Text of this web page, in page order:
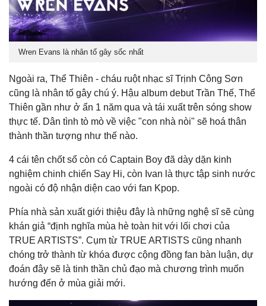
Wren Evans là nhân tố gây sốc nhất
Ngoài ra, Thể Thiên - cháu ruột nhạc sĩ Trịnh Công Sơn
cũng là nhân tố gây chú ý. Hậu album debut Trần Thế, Thể
Thiên gần như ở ẩn 1 năm qua và tái xuất trên sóng show
thực tế. Dân tình tò mò về việc "con nhà nòi" sẽ hoá thân
thành thần tượng như thế nào.
4 cái tên chốt sổ còn có Captain Boy đã dày dặn kinh
nghiệm chinh chiến Say Hi, còn Ivan là thực tập sinh nước
ngoài có độ nhận diện cao với fan Kpop.
Phía nhà sản xuất giới thiệu đây là những nghệ sĩ sẽ cùng
khán giả “định nghĩa mùa hè toàn hit với lối chơi của
TRUE ARTISTS”. Cụm từ TRUE ARTISTS cũng nhanh
chóng trở thành từ khóa được cộng đồng fan bàn luận, dự
đoán đây sẽ là tinh thần chủ đạo mà chương trình muốn
hướng đến ở mùa giải mới.